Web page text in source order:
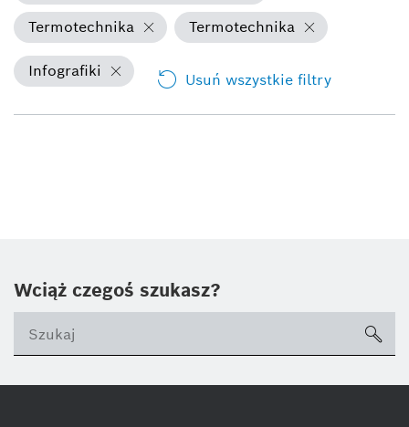
Termotechnika
Termotechnika
Infografiki Usuń wszystkie filtry
Wciąż czegoś szukasz?